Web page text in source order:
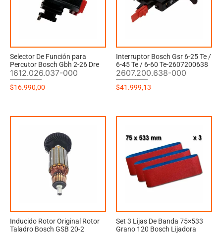
Selector De Función para
Percutor Bosch Gbh 2-26 Dre
1612.026.037-000
$16.990,00
Interruptor Bosch Gsr 6-25 Te /
6-45 Te / 6-60 Te-2607200638
2607.200.638-000
$41.999,13
Inducido Rotor Original Rotor
Taladro Bosch GSB 20-2
Set 3 Lijas De Banda 75×533
Grano 120 Bosch Lijadora